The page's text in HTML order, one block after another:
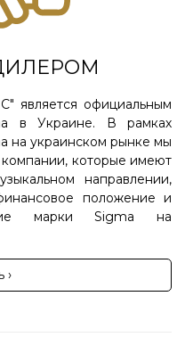
официальным
в Украине. В рамках
на украинском рынке мы
которые имеют
направлении,
положение и
марки Sigma на
›